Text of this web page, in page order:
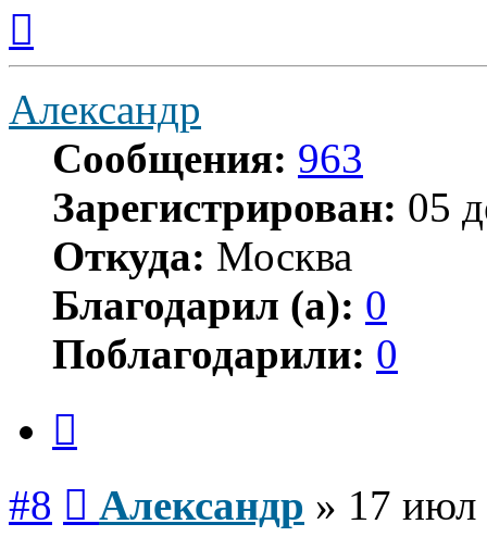
началу
Александр
Сообщения: 963
Зарегистрирован: 05
Откуда: Москва
Благодарил (а): 0
Поблагодарили: 0
#8 Александр » 17 июл